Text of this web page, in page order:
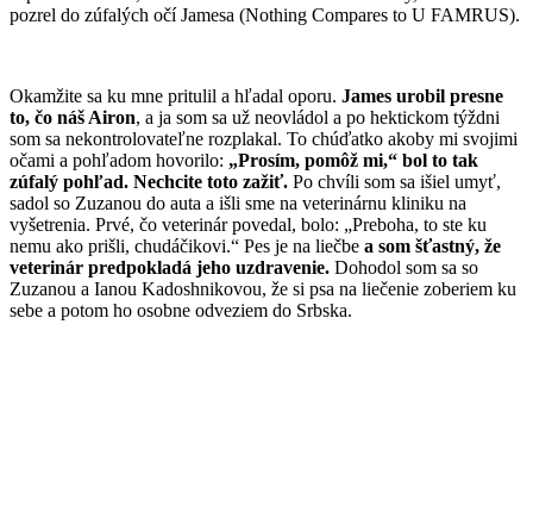
pozrel do zúfalých očí Jamesa (Nothing Compares to U FAMRUS).
Okamžite sa ku mne pritulil a hľadal oporu. James urobil presne
to, čo náš Airon, a ja som sa už neovládol a po hektickom týždni
som sa nekontrolovateľne rozplakal. To chúďatko akoby mi svojimi
očami a pohľadom hovorilo: „Prosím, pomôž mi,“ bol to tak
zúfalý pohľad. Nechcite toto zažiť. Po chvíli som sa išiel umyť,
sadol so Zuzanou do auta a išli sme na veterinárnu kliniku na
vyšetrenia. Prvé, čo veterinár povedal, bolo: „Preboha, to ste ku
nemu ako prišli, chudáčikovi.“ Pes je na liečbe a som šťastný, že
veterinár predpokladá jeho uzdravenie. Dohodol som sa so
Zuzanou a Ianou Kadoshnikovou, že si psa na liečenie zoberiem ku
sebe a potom ho osobne odveziem do Srbska.